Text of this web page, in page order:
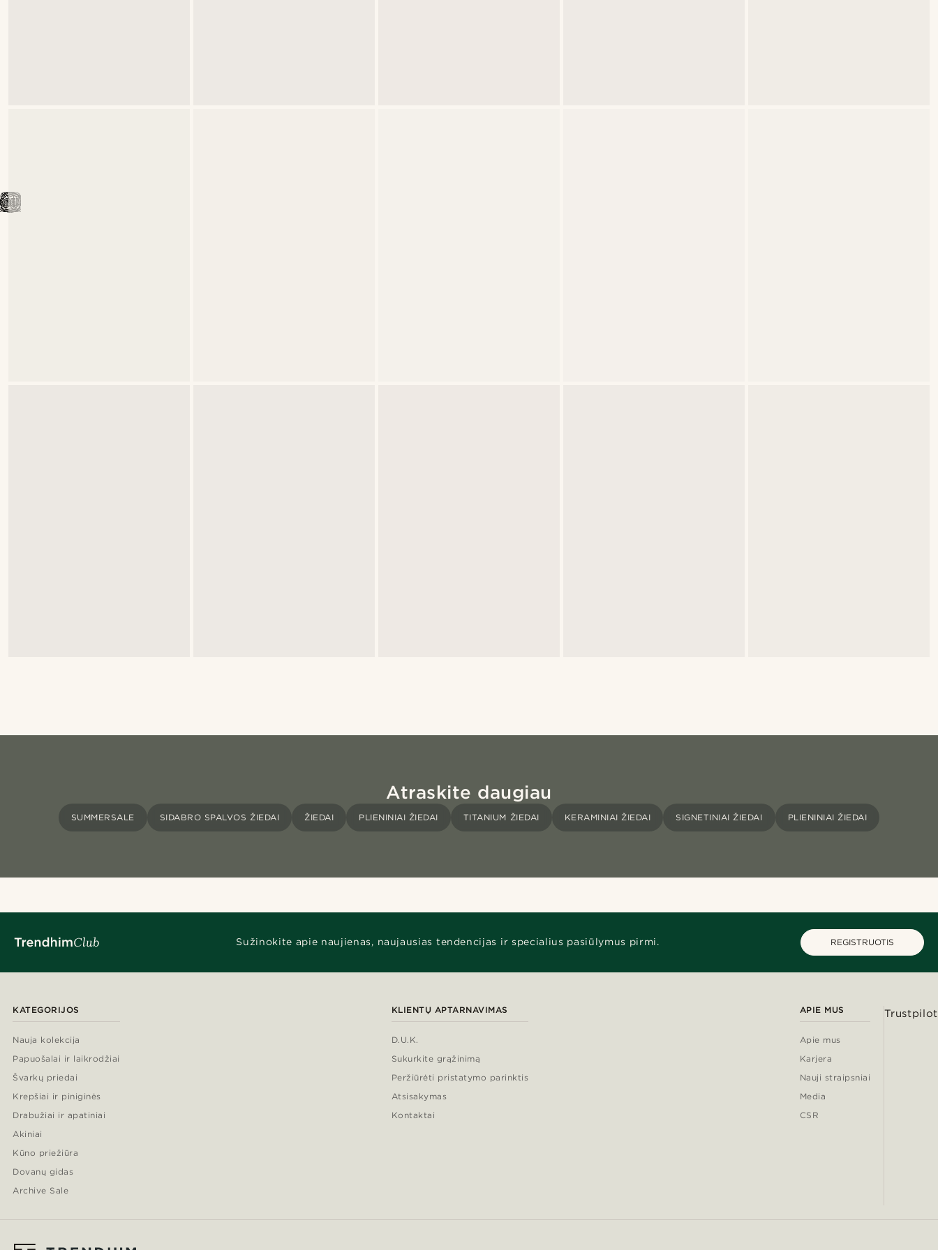
Atraskite daugiau
SUMMERSALE SIDABRO SPALVOS ŽIEDAI ŽIEDAI PLIENINIAI ŽIEDAI TITANIUM ŽIEDAI KERAMINIAI ŽIEDAI SIGNETINIAI ŽIEDAI PLIENINIAI ŽIEDAI
Sužinokite apie naujienas, naujausias tendencijas ir specialius pasiūlymus pirmi. REGISTRUOTIS
KATEGORIJOS
Nauja kolekcija
Papuošalai ir laikrodžiai
Švarkų priedai
Krepšiai ir piniginės
Drabužiai ir apatiniai
Akiniai
Kūno priežiūra
Dovanų gidas
Archive Sale
KLIENTŲ APTARNAVIMAS
D.U.K.
Sukurkite grąžinimą
Peržiūrėti pristatymo parinktis
Atsisakymas
Kontaktai
APIE MUS
Apie mus
Karjera
Nauji straipsniai
Media
CSR
Trustpilot